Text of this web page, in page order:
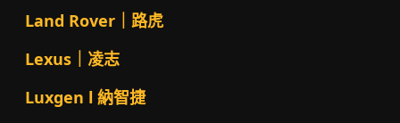
Land Rover｜路虎
Lexus｜凌志
Luxgen l 納智捷